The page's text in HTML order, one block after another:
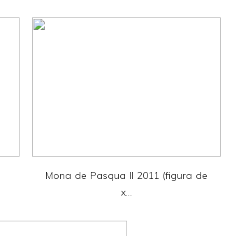
Mona de Pasqua II 2011 (figura de
x...